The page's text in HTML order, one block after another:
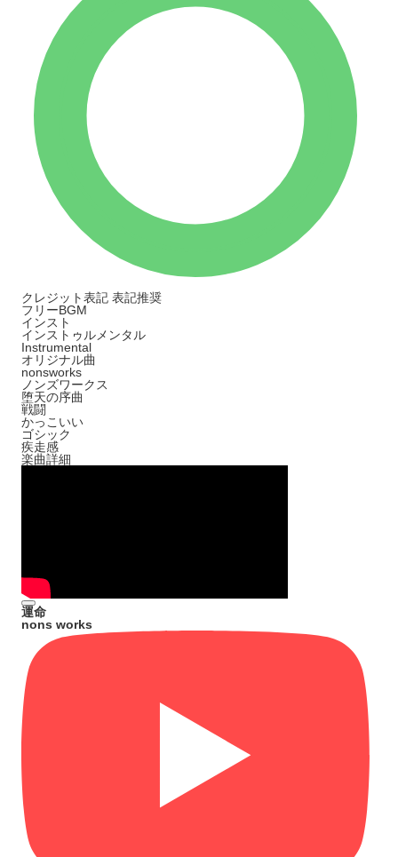
クレジット表記 表記推奨
フリーBGM
インスト
インストゥルメンタル
Instrumental
オリジナル曲
nonsworks
ノンズワークス
堕天の序曲
戦闘
かっこいい
ゴシック
疾走感
楽曲詳細
運命
nons works